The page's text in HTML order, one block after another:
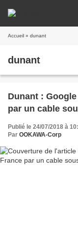
Accueil » dunant
dunant
Dunant :
par un cable
Publié le 24/07/2018 à
Par OOKAWA-Corp